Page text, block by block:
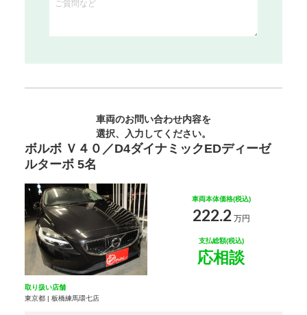
車両のお問い合わせ内容を
選択、入力してください。
ボルボ Ｖ４０／D4ダイナミックEDディーゼ
ルターボ 5名
車両本体価格(税込)
222.2万円
支払総額(税込)
応相談
取り扱い店舗
東京都 | 板橋練馬環七店